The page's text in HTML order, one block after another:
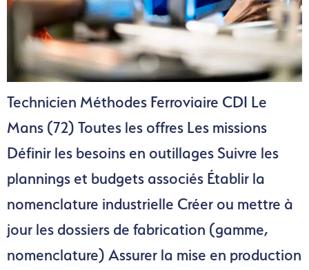
Technicien Méthodes Ferroviaire CDI Le
Mans (72) Toutes les offres Les missions
Définir les besoins en outillages Suivre les
plannings et budgets associés Établir la
nomenclature industrielle Créer ou mettre à
jour les dossiers de fabrication (gamme,
nomenclature) Assurer la mise en production